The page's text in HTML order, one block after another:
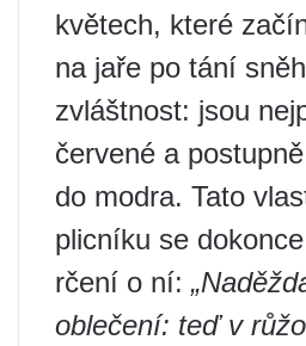
květech, které
na jaře po tání
zvláštnost: jsou
červené a
do modra. Tato
plicníku se
rčení o ní:
oblečení: teď v